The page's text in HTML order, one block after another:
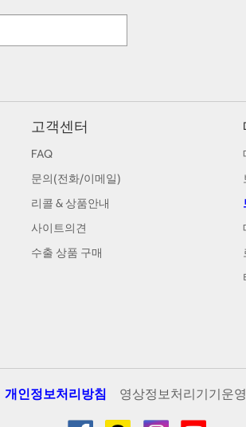
고객센터
FAQ
문의(전화/이메일)
리콜 & 상품안내
사이트의견
수출 상품 구매
개인정보처리방침 영상정보처리기기운